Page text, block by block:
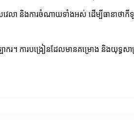
លវេលា និងការចំណាយទាំងអស់ ដើម្បីធានាថ
រ។ ការបង្រៀនដែលមានគម្រោង និងយុទ្ធស